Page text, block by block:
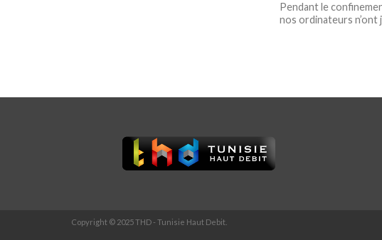
Pendant le
nos ordinateurs n’ont
Copyright © 2025 THD - Tunisie Haut Debit.